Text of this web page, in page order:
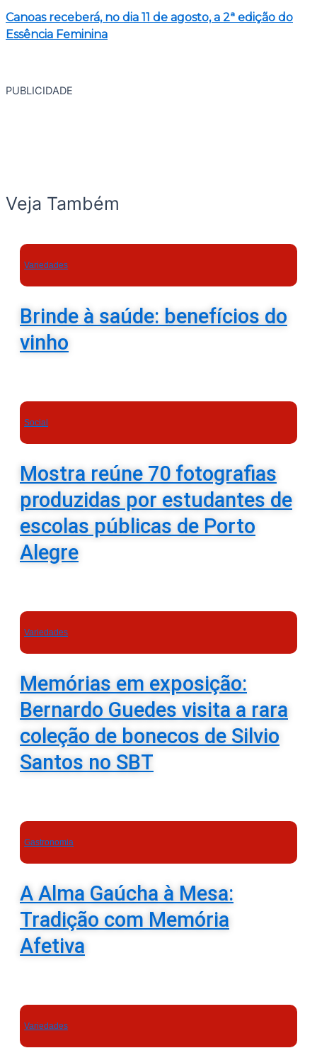
Canoas receberá, no dia 11 de agosto, a 2ª edição do
Essência Feminina
PUBLICIDADE
Veja Também
Variedades
Brinde à saúde: benefícios do
vinho
Social
Mostra reúne 70 fotografias
produzidas por estudantes de
escolas públicas de Porto
Alegre
Variedades
Memórias em exposição:
Bernardo Guedes visita a rara
coleção de bonecos de Silvio
Santos no SBT
Gastronomia
A Alma Gaúcha à Mesa:
Tradição com Memória
Afetiva
Variedades